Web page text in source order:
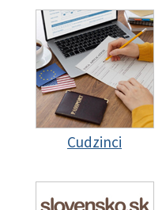
Cudzinci